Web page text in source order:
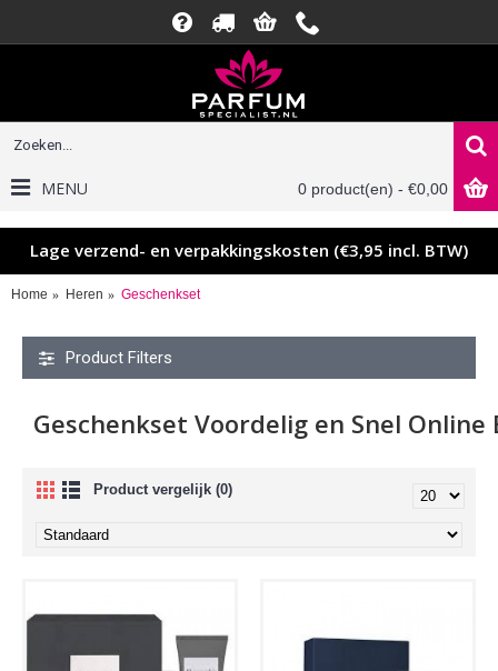
0 product(en) - €0,00
MENU
Lage verzend- en verpakkingskosten (€3,95 incl. BTW)
Home Heren Geschenkset
Product Filters
Geschenkset Voordelig en Snel Online
Product vergelijk (0)